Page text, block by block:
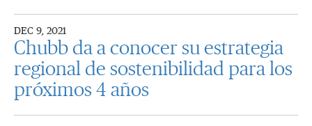
DEC 9, 2021
Chubb da a conocer su estrategia
regional de sostenibilidad para los
próximos 4 años